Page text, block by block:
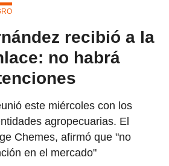
recibió a la
no habrá
este miércoles con los
agropecuarias. El
Chemes, afirmó que "no
en el mercado"